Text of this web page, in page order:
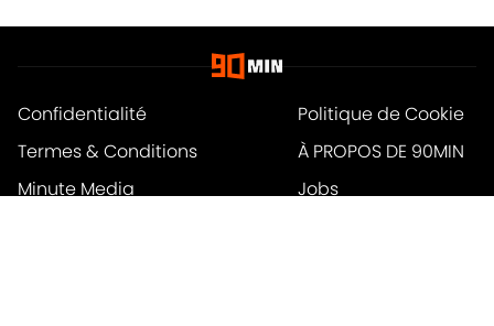
Confidentialité
Politique de Cookie
Termes & Conditions
À PROPOS DE 90MIN
Minute Media
Jobs